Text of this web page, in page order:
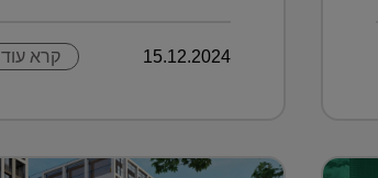
15.12.2024 קרא עוד